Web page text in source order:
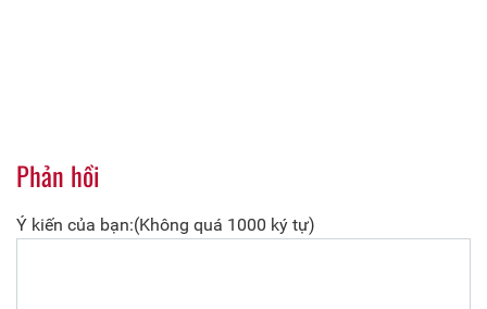
Phản hồi
Ý kiến của bạn:(Không quá 1000 ký tự)